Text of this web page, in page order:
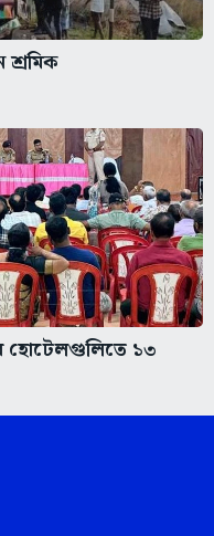
শ্রমিক
হোটেলগুলিতে ১৩